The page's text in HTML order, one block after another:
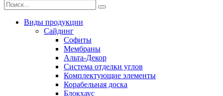
Виды продукции
Сайдинг
Софиты
Мембраны
Альта-Декор
Система отделки углов
Комплектующие элементы
Корабельная доска
Блокхаус